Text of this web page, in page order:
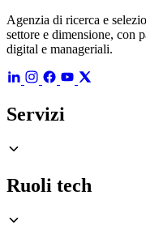
Agenzia di ricerca e
settore e dimensione, con
digital e manageriali.
Servizi
Ruoli tech